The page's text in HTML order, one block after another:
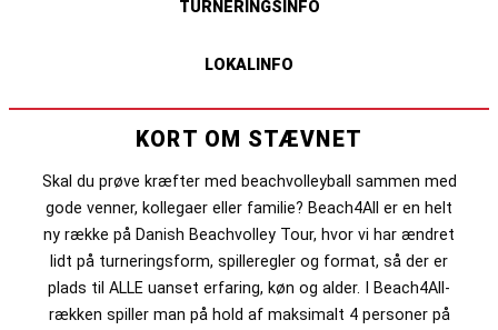
TURNERINGSINFO
LOKALINFO
KORT OM STÆVNET
Skal du prøve kræfter med beachvolleyball sammen med
gode venner, kollegaer eller familie? Beach4All er en helt
ny række på Danish Beachvolley Tour, hvor vi har ændret
lidt på turneringsform, spilleregler og format, så der er
plads til ALLE uanset erfaring, køn og alder. I Beach4All-
rækken spiller man på hold af maksimalt 4 personer på